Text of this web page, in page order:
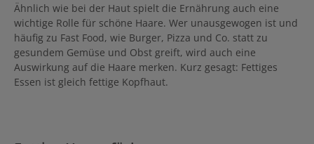
Ähnlich wie bei der Haut spielt die Ernährung auch eine
wichtige Rolle für schöne Haare. Wer unausgewogen ist und
häufig zu Fast Food, wie Burger, Pizza und Co. statt zu
gesundem Gemüse und Obst greift, wird auch eine
Auswirkung auf die Haare merken. Kurz gesagt: Fettiges
Essen ist gleich fettige Kopfhaut.